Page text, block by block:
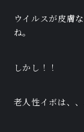
ウイルスが皮膚
ね。
しかし！！
老人性イボは、、